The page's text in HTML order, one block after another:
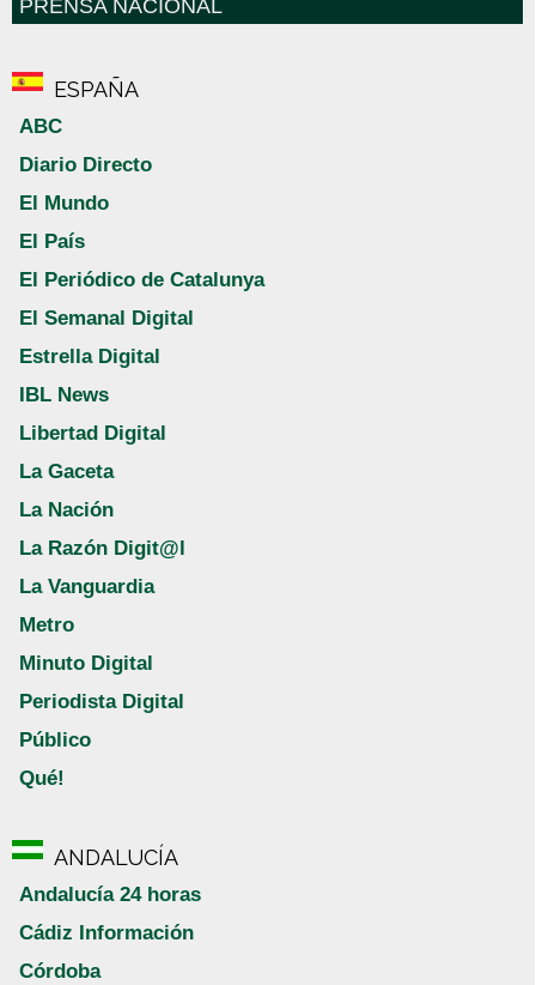
PRENSA NACIONAL
ESPAÑA
ABC
Diario Directo
El Mundo
El País
El Periódico de Catalunya
El Semanal Digital
Estrella Digital
IBL News
Libertad Digital
La Gaceta
La Nación
La Razón Digit@l
La Vanguardia
Metro
Minuto Digital
Periodista Digital
Público
Qué!
ANDALUCÍA
Andalucía 24 horas
Cádiz Información
Córdoba